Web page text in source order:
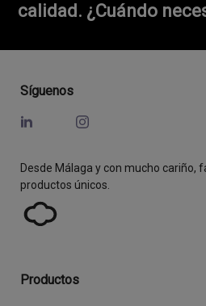
calidad. ¿Cuándo
Síguenos
Desde Málaga y con mucho cariño,
productos únicos.
Productos